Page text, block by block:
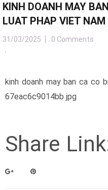
KINH DOANH MAY
LUAT PHAP VIET
31/03/2025 0 Comments
kinh doanh may ban ca co
67eac6c9014bb jpg
Share